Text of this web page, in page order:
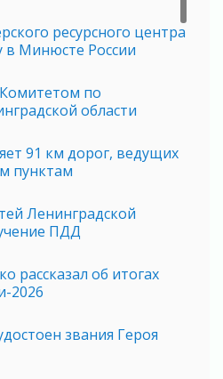
ресурсного центра
в Минюсте России
по
области
91 км дорог, ведущих
пунктам
Ленинградской
ПДД
рассказал об итогах
2026
звания Героя